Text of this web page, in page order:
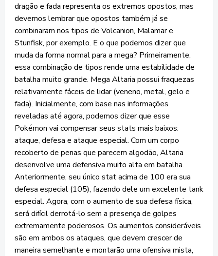
dragão e fada representa os extremos opostos, mas
devemos lembrar que opostos também já se
combinaram nos tipos de Volcanion, Malamar e
Stunfisk, por exemplo. E o que podemos dizer que
muda da forma normal para a mega? Primeiramente,
essa combinação de tipos rende uma estabilidade de
batalha muito grande. Mega Altaria possui fraquezas
relativamente fáceis de lidar (veneno, metal, gelo e
fada). Inicialmente, com base nas informações
reveladas até agora, podemos dizer que esse
Pokémon vai compensar seus stats mais baixos:
ataque, defesa e ataque especial. Com um corpo
recoberto de penas que parecem algodão, Altaria
desenvolve uma defensiva muito alta em batalha.
Anteriormente, seu único stat acima de 100 era sua
defesa especial (105), fazendo dele um excelente tank
especial. Agora, com o aumento de sua defesa física,
será difícil derrotá-lo sem a presença de golpes
extremamente poderosos. Os aumentos consideráveis
são em ambos os ataques, que devem crescer de
maneira semelhante e montarão uma ofensiva mista,